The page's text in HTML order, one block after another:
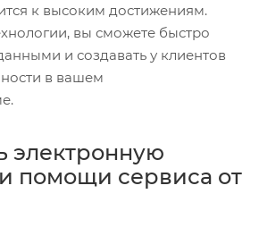
к высоким достижениям.
вы сможете быстро
и создавать у клиентов
в вашем
электронную
помощи сервиса от